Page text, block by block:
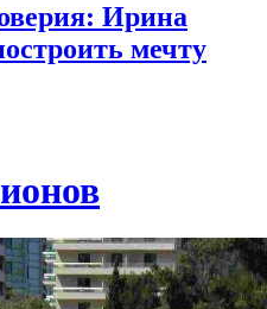
Ирина
мечту